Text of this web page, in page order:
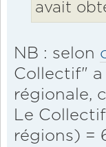
avait
NB : selon
Collectif"
régionale,
Le
régions) =